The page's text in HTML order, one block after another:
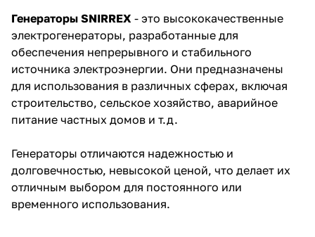
Генераторы SNIRREX - это высококачественные
электрогенераторы, разработанные для
обеспечения непрерывного и стабильного
источника электроэнергии. Они предназначены
для использования в различных сферах, включая
строительство, сельское хозяйство, аварийное
питание частных домов и т.д.
Генераторы отличаются надежностью и
долговечностью, невысокой ценой, что делает их
отличным выбором для постоянного или
временного использования.
Оставшиеся75% будут
списыватьсяс вашей карты
по25%каждые 2 недели
об оплате Плайтом